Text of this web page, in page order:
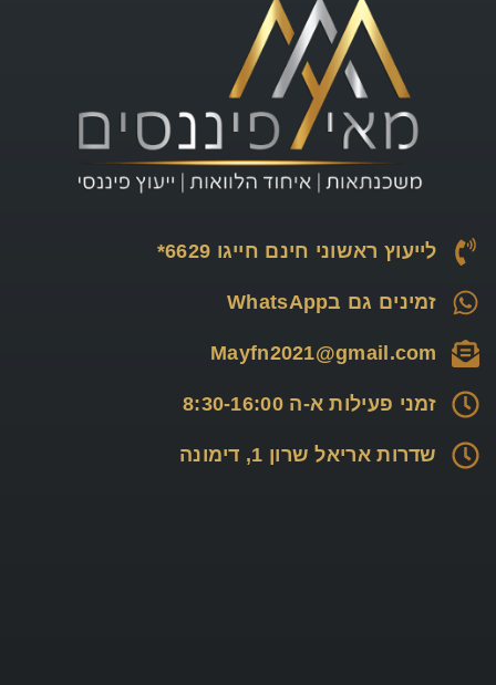
לייעוץ ראשוני חינם חייגו 6629*
זמינים גם בWhatsApp
Mayfn2021@gmail.com
זמני פעילות א-ה 8:30-16:00
שדרות אריאל שרון 1, דימונה